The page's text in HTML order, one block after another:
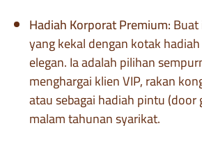
Hadiah Korporat Premium:
yang kekal dengan kotak
elegan. Ia adalah pilihan
menghargai klien VIP, rakan
atau sebagai hadiah pintu
malam tahunan syarikat.